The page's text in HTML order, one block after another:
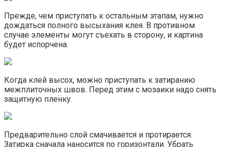
Прежде, чем приступать к остальным этапам, нужно
дождаться полного высыхания клея. В противном
случае элементы могут съехать в сторону, и картина
будет испорчена.
Когда клей высох, можно приступать к затиранию
межплиточных швов. Перед этим с мозаики надо снять
защитную пленку.
Предварительно слой смачивается и протирается.
Затирка сначала наносится по горизонтали. Убрать